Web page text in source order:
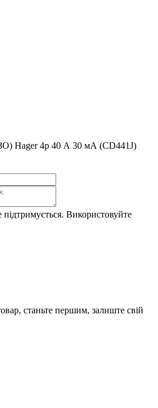
Hager 4p 40 А 30 мА (CD441J)
Використовуйте
станьте першим, залиште свій